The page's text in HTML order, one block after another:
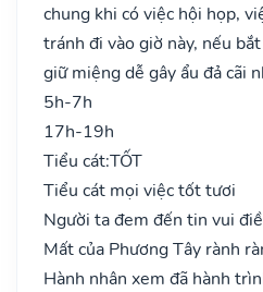
chung khi có việc hội họp,
tránh đi vào giờ này, nếu
giữ miệng dễ gây ẩu đả cãi
5h-7h
17h-19h
Tiểu cát:TỐT
Tiểu cát mọi việc tốt tươi
Người ta đem đến tin vui
Mất của Phương Tây rành
Hành nhân xem đã hành